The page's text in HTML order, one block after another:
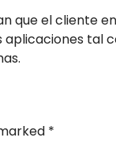
que el cliente
*